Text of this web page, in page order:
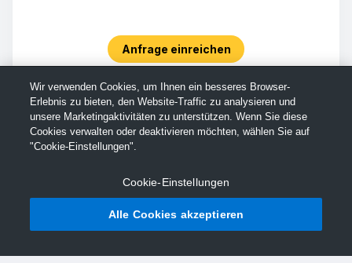
Anfrage einreichen
Wir verwenden Cookies, um Ihnen ein besseres Browser-
Erlebnis zu bieten, den Website-Traffic zu analysieren und
unsere Marketingaktivitäten zu unterstützen. Wenn Sie diese
Cookies verwalten oder deaktivieren möchten, wählen Sie auf
"Cookie-Einstellungen".
Cookie-Einstellungen
Alle Cookies akzeptieren